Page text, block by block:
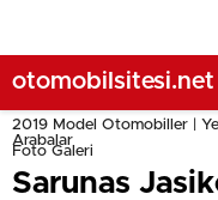
otomobilsitesi.net
2019 Model Otomobiller |
Arabalar
Foto Galeri
Sarunas